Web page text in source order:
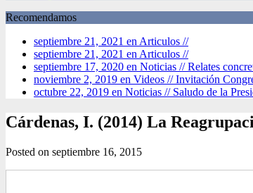
Recomendamos
septiembre 21, 2021 en Articulos //
septiembre 21, 2021 en Articulos //
septiembre 17, 2020 en Noticias //Relates
noviembre 2, 2019 en Videos //Invitación
octubre 22, 2019 en Noticias // Saludo de la
Cárdenas, I. (2014) La
Posted on septiembre 16, 2015